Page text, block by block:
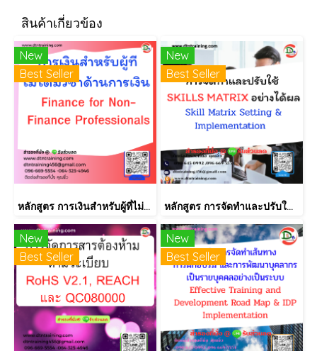
สินค้าเกี่ยวข้อง
New
Best Seller
หลักสูตร การเงินสำหรับผู้ที่ไม่ได้มีวิชาชีพด้านการเงิน (Finance for Non-Finance Professionals)
New
Best Seller
หลักสูตร การจัดทำและปรับใช้ SKILLS MATRIX อย่างได้ผล Skill Matrix Setting & Implementation
New
Best Seller
New
Best Seller